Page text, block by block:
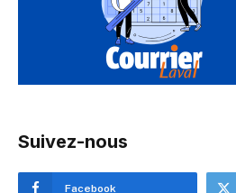
Suivez-nous
Facebook